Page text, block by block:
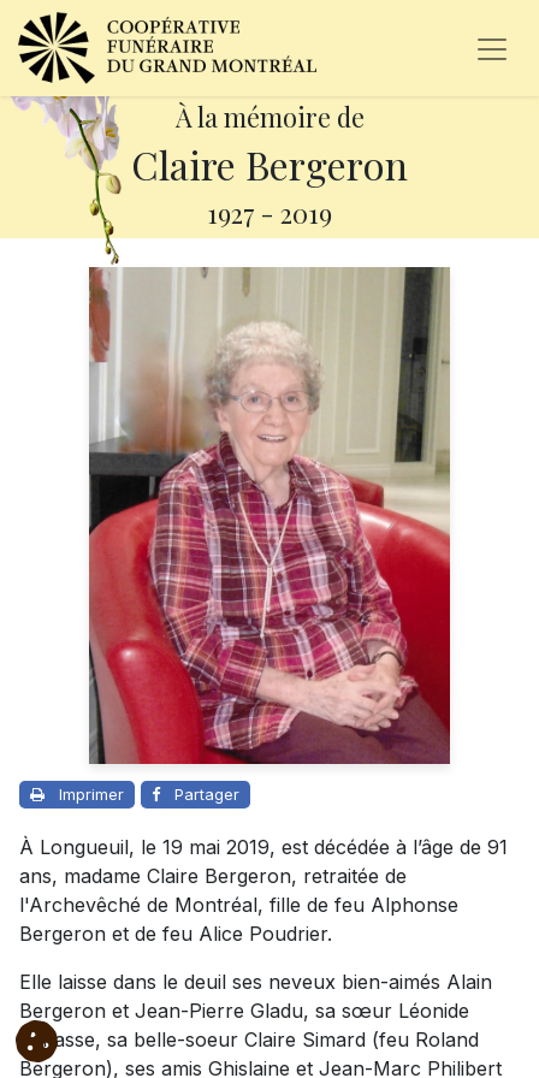
À la mémoire de
Claire Bergeron
1927 - 2019
Imprimer Partager
À Longueuil, le 19 mai 2019, est décédée à l’âge de 91
ans, madame Claire Bergeron, retraitée de
l'Archevêché de Montréal, fille de feu Alphonse
Bergeron et de feu Alice Poudrier.
Elle laisse dans le deuil ses neveux bien-aimés Alain
Bergeron et Jean-Pierre Gladu, sa sœur Léonide
Vanasse, sa belle-soeur Claire Simard (feu Roland
Bergeron), ses amis Ghislaine et Jean-Marc Philibert